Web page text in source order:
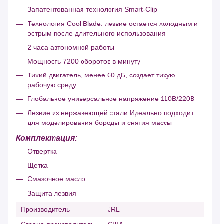
Запатентованная технология Smart-Clip
Технология Cool Blade: лезвие остается холодным и
острым после длительного использования
2 часа автономной работы
Мощность 7200 оборотов в минуту
Тихий двигатель, менее 60 дБ, создает тихую
рабочую среду
Глобальное универсальное напряжение 110В/220В
Лезвие из нержавеющей стали Идеально подходит
для моделирования бороды и снятия массы
Комплектация:
Отвертка
Щетка
Смазочное масло
Защита лезвия
Производитель
JRL